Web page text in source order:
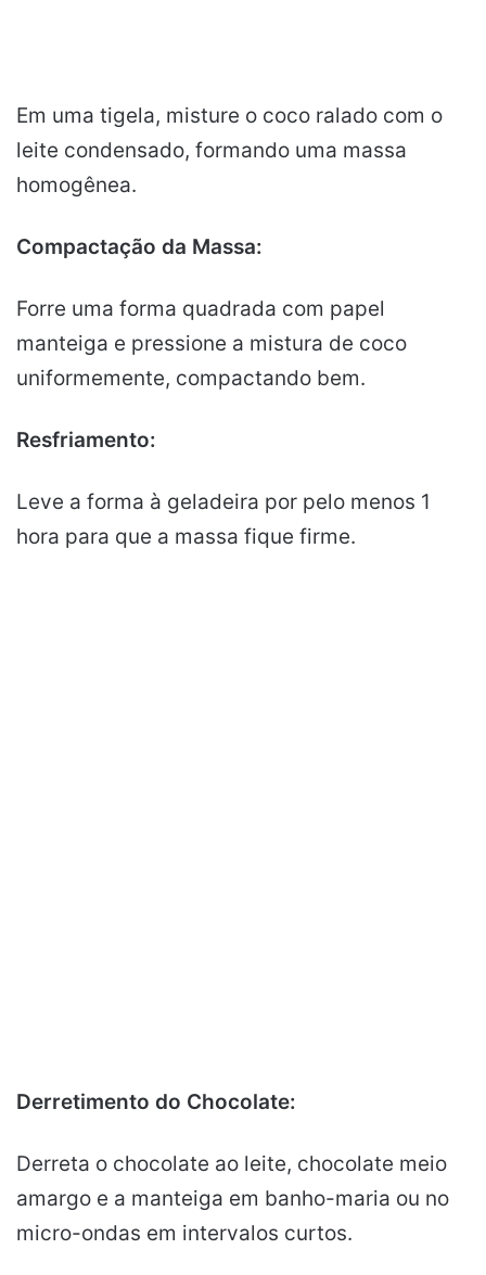
Em uma tigela, misture o coco ralado com o
leite condensado, formando uma massa
homogênea.
Compactação da Massa:
Forre uma forma quadrada com papel
manteiga e pressione a mistura de coco
uniformemente, compactando bem.
Resfriamento:
Leve a forma à geladeira por pelo menos 1
hora para que a massa fique firme.
Derretimento do Chocolate:
Derreta o chocolate ao leite, chocolate meio
amargo e a manteiga em banho-maria ou no
micro-ondas em intervalos curtos.